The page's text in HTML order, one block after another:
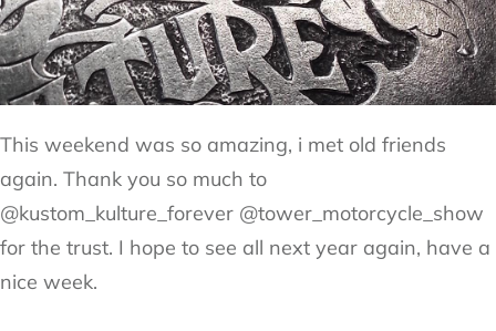
This weekend was so amazing, i met old friends
again. Thank you so much to
@kustom_kulture_forever @tower_motorcycle_show
for the trust. I hope to see all next year again, have a
nice week.